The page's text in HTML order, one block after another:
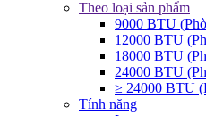
Theo loại sản phẩm
9000 BTU
12000 BTU
18000 BTU
24000 BTU
≥ 24000 BTU
Tính năng